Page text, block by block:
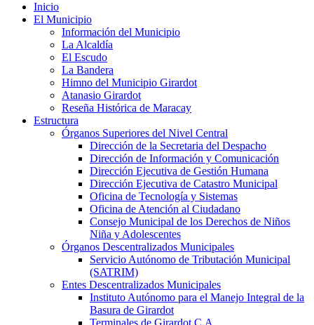
Inicio
El Municipio
Información del Municipio
La Alcaldía
El Escudo
La Bandera
Himno del Municipio Girardot
Atanasio Girardot
Reseña Histórica de Maracay
Estructura
Órganos Superiores del Nivel Central
Dirección de la Secretaria del Despacho
Dirección de Información y Comunicación
Dirección Ejecutiva de Gestión Humana
Dirección Ejecutiva de Catastro Municipal
Oficina de Tecnología y Sistemas
Oficina de Atención al Ciudadano
Consejo Municipal de los Derechos de Niños
Niña y Adolescentes
Órganos Descentralizados Municipales
Servicio Autónomo de Tributación Municipal
(SATRIM)
Entes Descentralizados Municipales
Instituto Autónomo para el Manejo Integral de la
Basura de Girardot
Terminales de Girardot C.A